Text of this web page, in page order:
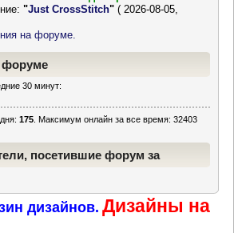
"Just CrossStitch" ( 2026-08-05,
на форуме.
форуме
30 минут:
175 . Максимум онлайн за все время: 32403
посетившие форум за
дизайнов. Дизайны на